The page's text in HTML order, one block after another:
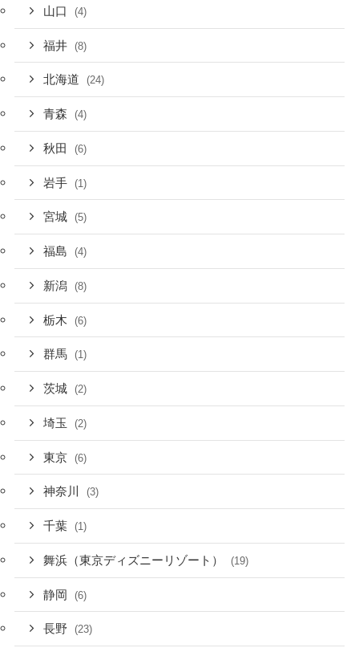
山口 (4)
福井 (8)
北海道 (24)
青森 (4)
秋田 (6)
岩手 (1)
宮城 (5)
福島 (4)
新潟 (8)
栃木 (6)
群馬 (1)
茨城 (2)
埼玉 (2)
東京 (6)
神奈川 (3)
千葉 (1)
舞浜（東京ディズニーリゾート） (19)
静岡 (6)
長野 (23)